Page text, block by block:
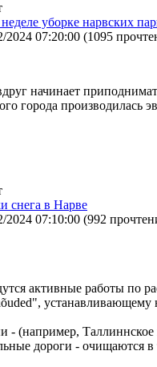
уборке нарвских
2024 07:20:00 (1095
начинает
города
снега в Нарве
2024 07:10:00 (992
активные работы по
- (например,
дороги - очищаются в